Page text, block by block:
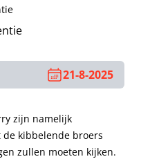
21-8-2025
zijn namelijk
kibbelende broers
zullen moeten kijken.